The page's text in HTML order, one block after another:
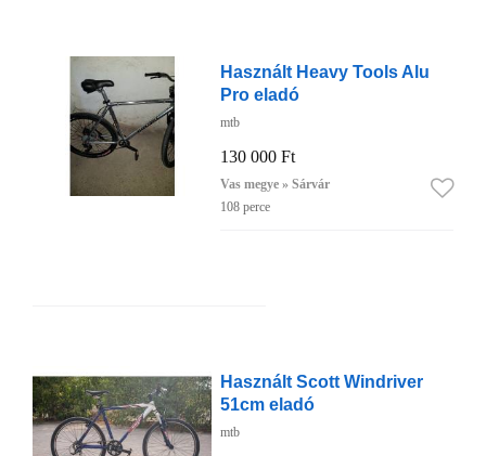
Használt Heavy Tools Alu
Pro eladó
mtb
130 000 Ft
Vas megye » Sárvár
108 perce
Használt Scott Windriver
51cm eladó
mtb